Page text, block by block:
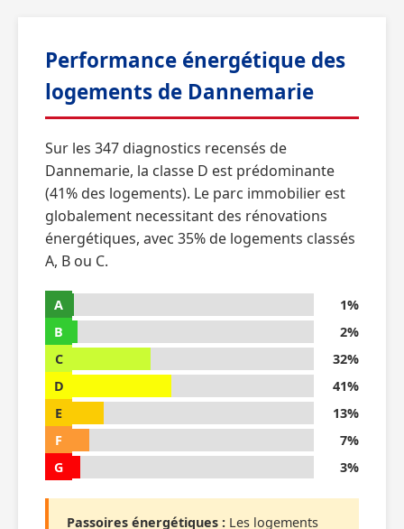
Performance énergétique des
logements de Dannemarie
Sur les 347 diagnostics recensés de
Dannemarie, la classe D est prédominante
(41% des logements). Le parc immobilier est
globalement necessitant des rénovations
énergétiques, avec 35% de logements classés
A, B ou C.
A
1%
B
2%
C
32%
D
41%
E
13%
F
7%
G
3%
Passoires énergétiques : Les logements